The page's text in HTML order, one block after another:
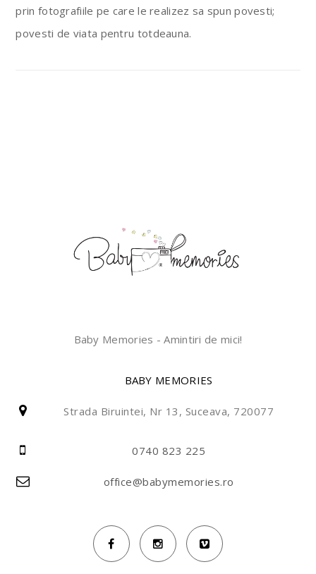
prin fotografiile pe care le realizez sa spun povesti;
povesti de viata pentru totdeauna.
Baby Memories - Amintiri de mici!
BABY MEMORIES
Strada Biruintei, Nr 13, Suceava, 720077
0740 823 225
office@babymemories.ro